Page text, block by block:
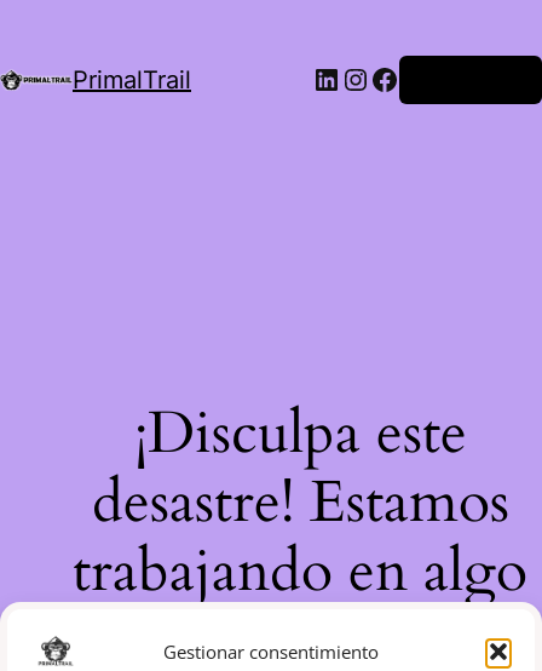
Gestionar consentimiento
PrimalTrail LinkedIn
Instagram
Facebook
¡Disculpa este
desastre! Estamos
trabajando en algo
increíble, ¡vuelve